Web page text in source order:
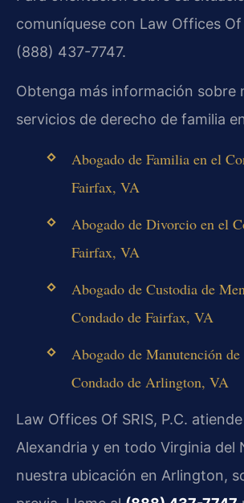
comuníquese con Law Offices Of
(888) 437-7747.
Obtenga más información sobre
servicios de derecho de familia
Abogado de Familia en el
Fairfax, VA
Abogado de Divorcio en el
Fairfax, VA
Abogado de Custodia de
Condado de Fairfax, VA
Abogado de Manutención
Condado de Arlington, VA
Law Offices Of SRIS, P.C.
Alexandria y en todo Virginia del
nuestra ubicación en Arlington,